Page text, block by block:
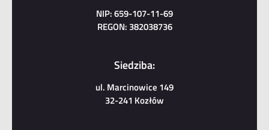
NIP: 659-107-11-69
REGON: 382038736
Siedziba:
ul. Marcinowice 149
32-241 Kozłów